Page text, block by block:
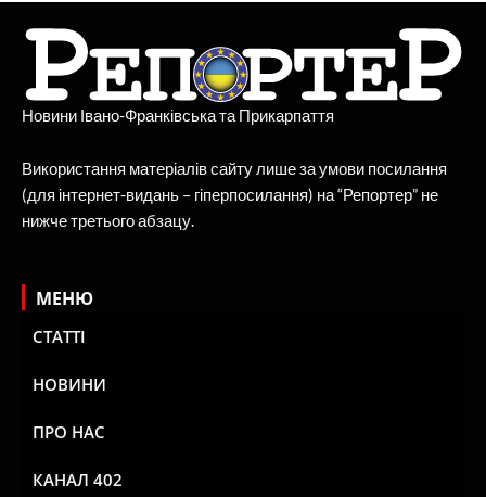
Новини Івано-Франківська та Прикарпаття
Використання матеріалів сайту лише за умови посилання
(для інтернет-видань – гіперпосилання) на “Репортер” не
нижче третього абзацу.
МЕНЮ
СТАТТІ
НОВИНИ
ПРО НАС
КАНАЛ 402